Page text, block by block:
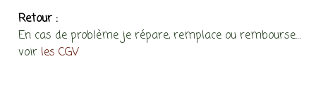
Retour :
En cas de problème je répare, remplace ou rembourse…
voir les CGV